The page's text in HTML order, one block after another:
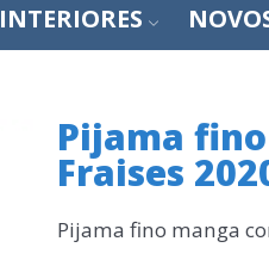
INTERIORES
Pijama
Fraises
Pijama fino manga